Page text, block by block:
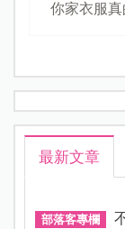
你家衣服
最新文章
部落客專欄